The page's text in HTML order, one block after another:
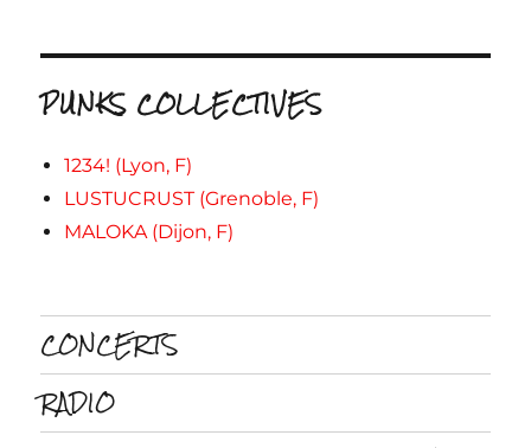
PUNKS COLLECTIVES
1234! (Lyon, F)
LUSTUCRUST (Grenoble, F)
MALOKA (Dijon, F)
CONCERTS
RADIO